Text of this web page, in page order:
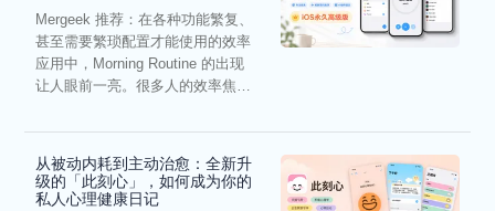
Mergeek 推荐：在各种功能繁复、
甚至需要繁琐配置才能使用的效率
应用中，Morning Routine 的出现
让人眼前一亮。很多人的效率焦
从被动内耗到主动治愈：全新升
级的「此刻心」，如何成为你的
私人心理健康日记